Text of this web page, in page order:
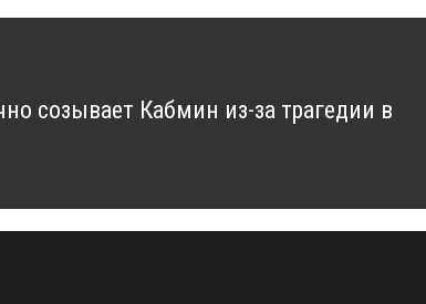
созывает Кабмин из-за трагедии в